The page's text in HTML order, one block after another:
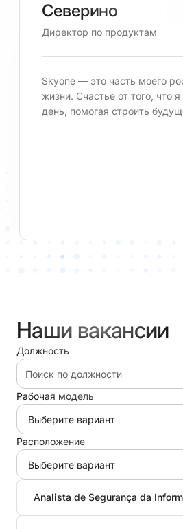
Северино
Директор по продуктам
Skyone — это часть моего
жизни. Счастье от того, что
день, помогая строить
Наши вакансии
Должность
Рабочая модель
Расположение
Analista de Segurança da